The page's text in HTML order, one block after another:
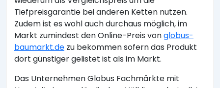
Tiefpreisgarantie bei anderen Ketten nutzen.
Zudem ist es wohl auch durchaus möglich, im
Markt zumindest den Online-Preis vonglobus-
baumarkt.de zu bekommen sofern das Produkt
dort günstiger gelistet ist als im Markt.
Das Unternehmen Globus Fachmärkte mit